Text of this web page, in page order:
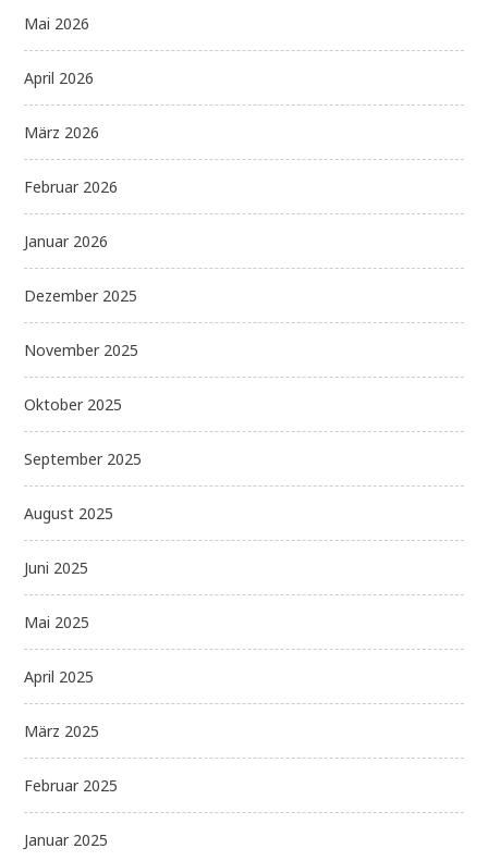
Mai 2026
April 2026
März 2026
Februar 2026
Januar 2026
Dezember 2025
November 2025
Oktober 2025
September 2025
August 2025
Juni 2025
Mai 2025
April 2025
März 2025
Februar 2025
Januar 2025